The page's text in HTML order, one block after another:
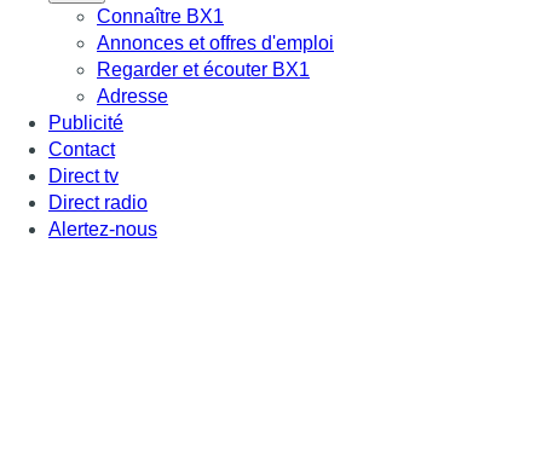
Connaître BX1
Annonces et offres d'emploi
Regarder et écouter BX1
Adresse
Publicité
Contact
Direct tv
Direct radio
Alertez-nous